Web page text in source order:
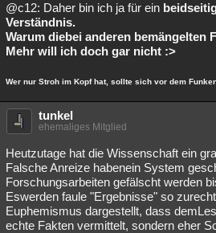
@c12: Daher bin ich ja für ein
Verständnis.
Warum diebei anderen bemängelten
Mehr will ich doch gar nicht :>
Wer nur Stroh im Kopf hat, sollte sich vor dem
tunkel
ehemaliges Mitglied
Heutzutage hat die Wissenschaft ein
Falsche Anreize habenein System
Forschungsarbeiten gefälscht werden
Eswerden faule "Ergebnisse" so
Euphemismus dargestellt, dass
echte Fakten vermittelt, sondern eher